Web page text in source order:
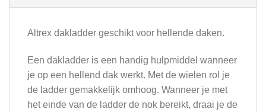
Altrex dakladder geschikt voor hellende daken.
Een dakladder is een handig hulpmiddel wanneer
je op een hellend dak werkt. Met de wielen rol je
de ladder gemakkelijk omhoog. Wanneer je met
het einde van de ladder de nok bereikt, draai je de